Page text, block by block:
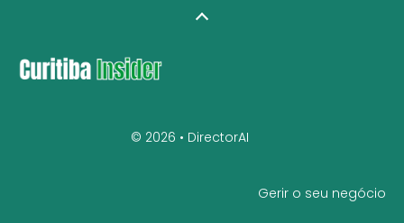
© 2026 • DirectorAI
Gerir o seu negócio